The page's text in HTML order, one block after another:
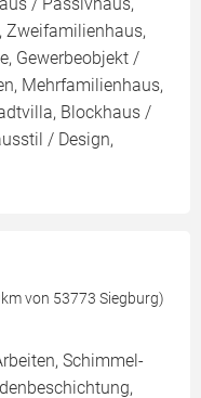
/ Passivhaus,
Zweifamilienhaus,
Gewerbeobjekt /
Mehrfamilienhaus,
Blockhaus /
/ Design,
von 53773 Siegburg)
Schimmel-